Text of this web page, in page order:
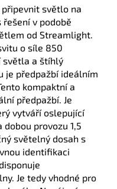
světlo na
v podobě
od Streamlight.
o síle 850
světla a štíhlý
je předpažbí ideálním
kompaktní a
předpažbí. Je
vytváří oslepující
provozu 1,5
světelný dosah s
identifikaci
Je tedy vhodné pro